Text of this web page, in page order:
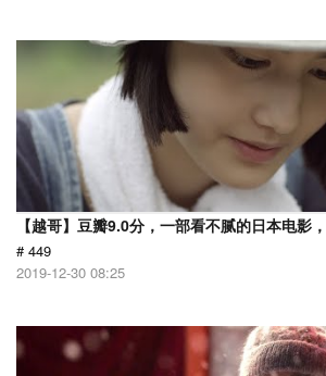
【越哥】豆瓣9.0分，一部看不腻的日本电影
# 449
2019-12-30 08:25